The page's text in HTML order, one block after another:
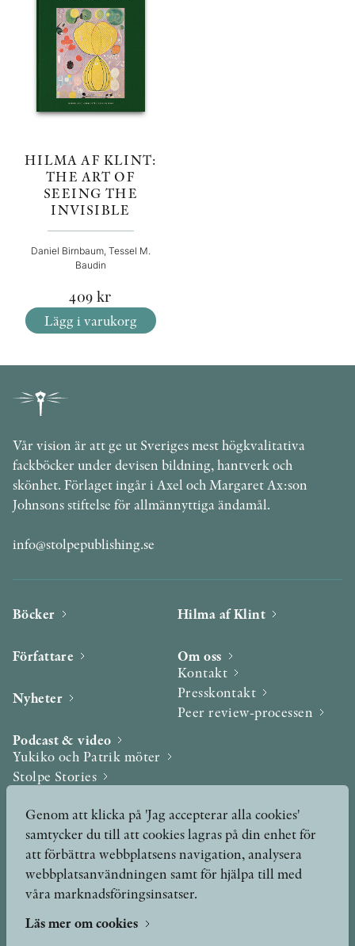
HILMA AF KLINT:
THE ART OF
SEEING THE
INVISIBLE
Daniel Birnbaum, Tessel M.
Baudin
409 kr
Lägg i varukorg
Vår vision är att ge ut Sveriges mest högkvalitativa
fackböcker under devisen bildning, hantverk och
skönhet. Förlaget ingår i Axel och Margaret Ax:son
Johnsons stiftelse för allmännyttiga ändamål.
info@stolpepublishing.se
Böcker
Författare
Nyheter
Podcast & video
Yukiko och Patrik möter
Stolpe Stories
Utmärkelser & Format
Utmärkelser
Övriga format
Hilma af Klint
Om oss
Kontakt
Presskontakt
Peer review-processen
Genom att klicka på 'Jag accepterar alla cookies'
samtycker du till att cookies lagras på din enhet för
att förbättra webbplatsens navigation, analysera
webbplatsanvändningen samt för hjälpa till med
våra marknadsföringsinsatser.
Läs mer om cookies